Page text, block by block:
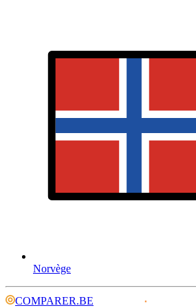
Norvège
COMPARER.BE